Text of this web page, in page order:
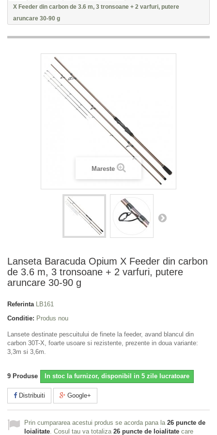
X Feeder din carbon de 3.6 m, 3 tronsoane + 2 varfuri, putere
aruncare 30-90 g
Mareste
Lanseta Baracuda Opium X Feeder din carbon
de 3.6 m, 3 tronsoane + 2 varfuri, putere
aruncare 30-90 g
Referinta
LB161
Conditie: Produs nou
Lansete destinate pescuitului de finete la feeder, avand blancul din
carbon 30T-X, foarte usoare si rezistente, prezente in doua variante:
3,3m si 3,6m.
9 Produse In stoc la furnizor, disponibil in 5 zile lucratoare
Distribuiti Google+
Prin cumpararea acestui produs se acorda pana la 26 puncte de
loialitate . Cosul tau va totaliza 26 puncte de loialitate care